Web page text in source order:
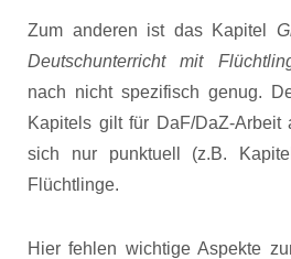
Zum anderen ist das Kapitel
Deutschunterricht mit
nach nicht spezifisch genug.
Kapitels gilt für DaF/DaZ-Arbeit
sich nur punktuell (z.B.
Flüchtlinge.
Hier fehlen wichtige Aspekte